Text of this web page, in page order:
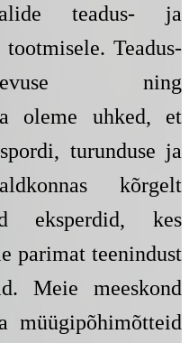
teadus- ja
tootmisele. Teadus-
ning
oleme uhked, et
turunduse ja
kõrgelt
eksperdid, kes
parimat teenindust
Meie meeskond